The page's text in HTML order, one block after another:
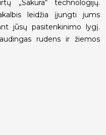
„Sakura“ technologijų.
leidžia įjungti jums
jūsų pasitenkinimo lygį.
rudens ir žiemos